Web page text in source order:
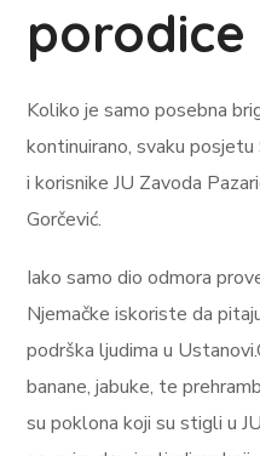
porodice
Koliko je samo posebna
kontinuirano, svaku
i korisnike JU Zavoda
Gorčević.
Iako samo dio odmora
Njemačke iskoriste da
podrška ljudima u
banane, jabuke, te
su poklona koji su stigli u